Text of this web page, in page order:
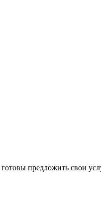
предложить свои